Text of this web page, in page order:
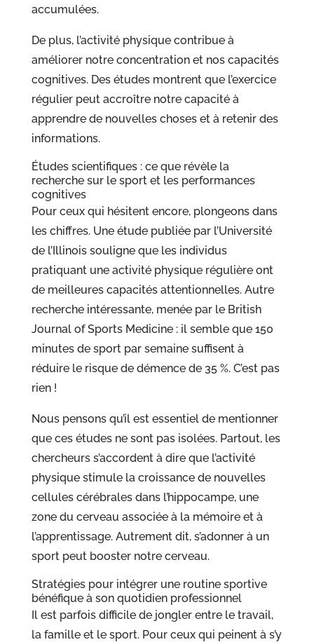
accumulées.
De plus, l’activité physique contribue à
améliorer notre concentration et nos capacités
cognitives. Des études montrent que l’exercice
régulier peut accroître notre capacité à
apprendre de nouvelles choses et à retenir des
informations.
Études scientifiques : ce que révèle la
recherche sur le sport et les performances
cognitives
Pour ceux qui hésitent encore, plongeons dans
les chiffres. Une étude publiée par l’Université
de l’Illinois souligne que les individus
pratiquant une activité physique régulière ont
de meilleures capacités attentionnelles. Autre
recherche intéressante, menée par le British
Journal of Sports Medicine : il semble que 150
minutes de sport par semaine suffisent à
réduire le risque de démence de 35 %. C’est pas
rien !
Nous pensons qu’il est essentiel de mentionner
que ces études ne sont pas isolées. Partout, les
chercheurs s’accordent à dire que l’activité
physique stimule la croissance de nouvelles
cellules cérébrales dans l’hippocampe, une
zone du cerveau associée à la mémoire et à
l’apprentissage. Autrement dit, s’adonner à un
sport peut booster notre cerveau.
Stratégies pour intégrer une routine sportive
bénéfique à son quotidien professionnel
Il est parfois difficile de jongler entre le travail,
la famille et le sport. Pour ceux qui peinent à s’y